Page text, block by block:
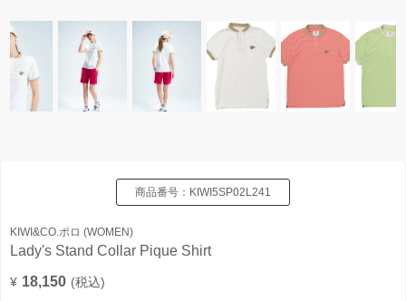
商品番号： KIWI5SP02L241
KIWI&CO.ポロ (WOMEN)
Lady's Stand Collar Pique Shirt
¥ 18,150 (税込)